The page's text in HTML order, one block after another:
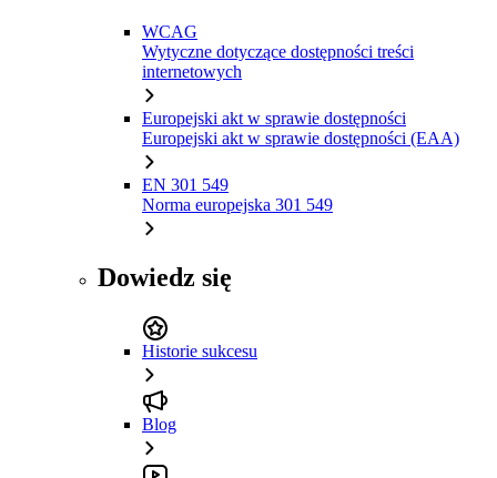
WCAG
Wytyczne dotyczące dostępności treści
internetowych
Europejski akt w sprawie dostępności
Europejski akt w sprawie dostępności (EAA)
EN 301 549
Norma europejska 301 549
Dowiedz się
Historie sukcesu
Blog